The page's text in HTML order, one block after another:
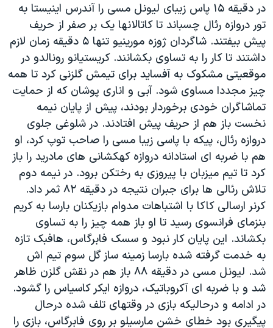
قانون شفافیت دارائی کادر رهبری ایران
اعتراضات مردمی آبان ۹۸
اسرائیل در جنگ
نرگس محمدی برنده جایزه نوبل صلح
همایش محافظه‌کاران آمریکا «سی‌پک»
صفحه‌های ویژه
سفر پرزیدنت ترامپ به چین
در دقیقه ۱۵ پاس زیبای لیونل مسی را آندرس اینیستا به
تور دروازه رئال چسباند تا کاتالانها یک بر صفر از حریف
پیش بیفتند. شاگردان ژوزه مورینیو تنها ۵ دقیقه زمان لازم
داشتند تا کار را به تساوی بکشانند. کریستیانو رونالدو در
موقعیتی مشکوک به آفساید برای تیمش گلزنی کرد تا همه
چیز مجددا مساوی شود. آبی و اناری پوشان که از حمایت
تماشاگران خودی برخوردار بودند، پیش از پایان نیمه
نخست باز هم از حریف پیش افتادند. در شلوغی جلوی
دروازه رئال، پیکه با پاسی زیبا مسی را صاحب توپ کرد، او
هم با ضربه ای استادانه دروازه کهکشانی های مادرید را باز
کرد تا تیم میزبان با پیروزی به رختکن برود. در نیمه دوم
تلاش رئالی ها برای جبران نتیجه در دقیقه ۸۲ ثمر داد.
کرنر ارسالی کاکا با اشتباهات مدوام بازیکنان بارسا به کریم
بنزمای فرانسوی رسید تا او باز همه چیز را به تساوی
بکشاند. این پایان کار نبود و سسک فابرگاس، هافبک تازه
به خدمت گرفته شده بارسا زمینه ساز گل سوم تیم اش
شد. لیونل مسی در دقیقه ۸۸ باز هم در نقش گلزن ظاهر
شد و با ضربه ای آکروباتیک، دروازه ایکر کاسیاس را گشود.
در ادامه و درحالیکه بازی در وقتهای تلف شده درحال
پیگیری بود خطای خشن مارسیلو بر روی فابرگاس، بازی را